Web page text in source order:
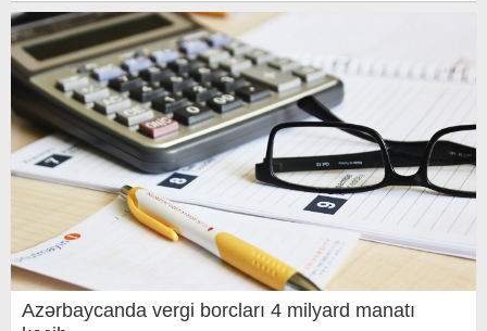
Azərbaycanda vergi borcları 4 milyard manatı